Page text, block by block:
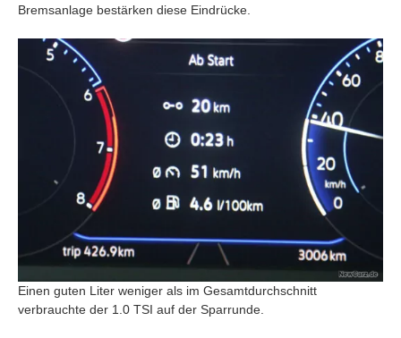
Bremsanlage bestärken diese Eindrücke.
Einen guten Liter weniger als im Gesamtdurchschnitt
verbrauchte der 1.0 TSI auf der Sparrunde.